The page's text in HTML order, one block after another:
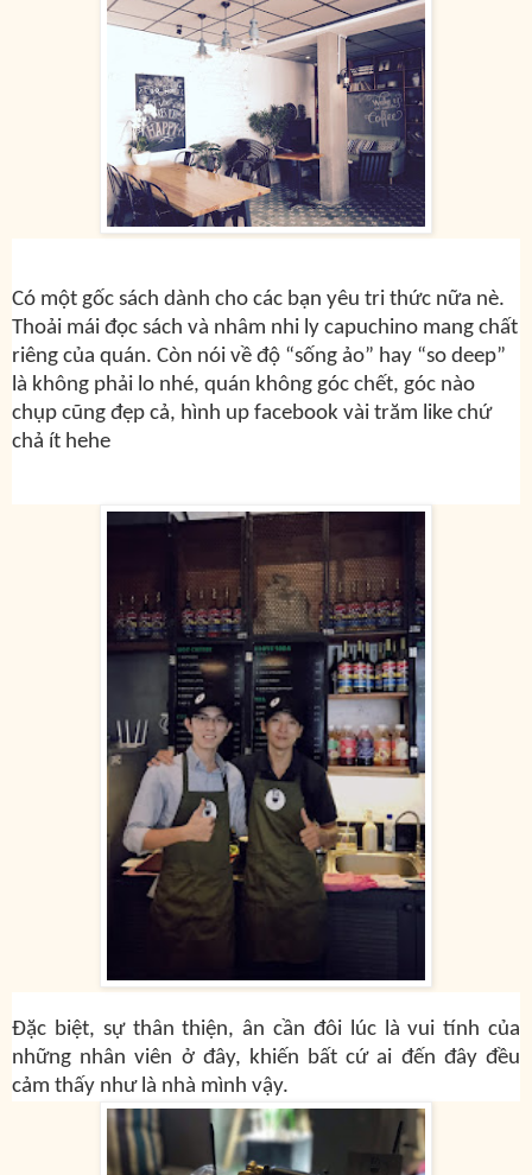
Có một gốc sách dành cho các bạn yêu tri thức nữa nè.
Thoải mái đọc sách và nhâm nhi ly capuchino mang chất
riêng của quán. Còn nói về độ “sống ảo” hay “so deep”
là không phải lo nhé, quán không góc chết, góc nào
chụp cũng đẹp cả, hình up facebook vài trăm like chứ
chả ít hehe
Đặc biệt, sự thân thiện, ân cần đôi lúc là vui tính của
những nhân viên ở đây, khiến bất cứ ai đến đây đều
cảm thấy như là nhà mình vậy.